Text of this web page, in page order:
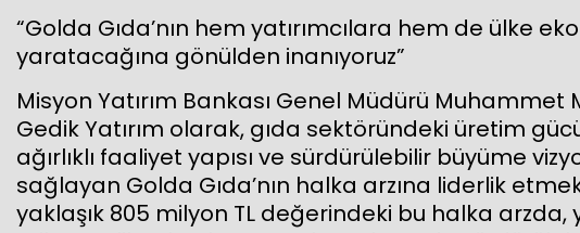
“Golda Gıda’nın hem yatırımcılara hem de ülke
yaratacağına gönülden inanıyoruz”
Misyon Yatırım Bankası Genel Müdürü
Gedik Yatırım olarak, gıda sektöründeki üretim
ağırlıklı faaliyet yapısı ve sürdürülebilir büyüme
sağlayan Golda Gıda’nın halka arzına liderlik
yaklaşık 805 milyon TL değerindeki bu halka arzda,